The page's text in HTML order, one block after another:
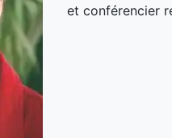
et conférencier